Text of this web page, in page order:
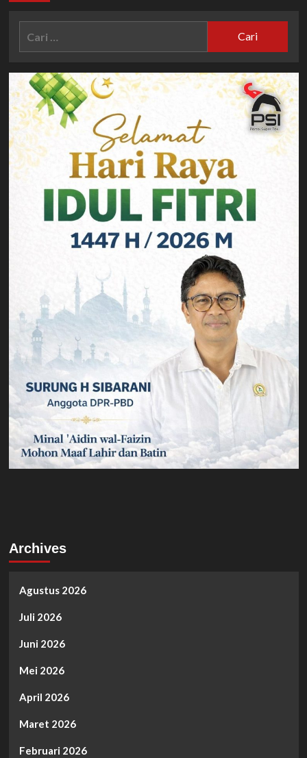
Archives
Agustus 2026
Juli 2026
Juni 2026
Mei 2026
April 2026
Maret 2026
Februari 2026